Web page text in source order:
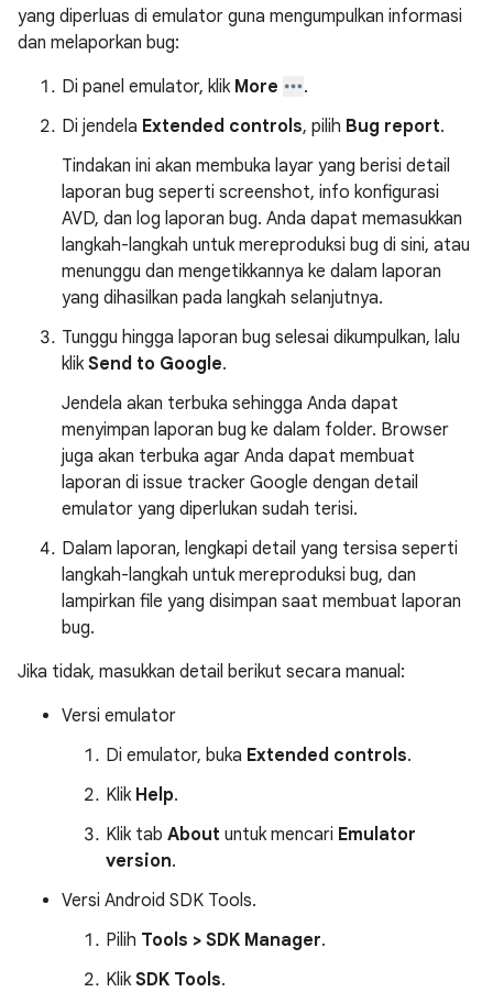
yang diperluas di emulator guna mengumpulkan informasi
dan melaporkan bug:
Di panel emulator, klik More
.
Di jendela Extended controls, pilih Bug report.
Tindakan ini akan membuka layar yang berisi detail
laporan bug seperti screenshot, info konfigurasi
AVD, dan log laporan bug. Anda dapat memasukkan
langkah-langkah untuk mereproduksi bug di sini, atau
menunggu dan mengetikkannya ke dalam laporan
yang dihasilkan pada langkah selanjutnya.
Tunggu hingga laporan bug selesai dikumpulkan, lalu
klik Send to Google.
Jendela akan terbuka sehingga Anda dapat
menyimpan laporan bug ke dalam folder. Browser
juga akan terbuka agar Anda dapat membuat
laporan di issue tracker Google dengan detail
emulator yang diperlukan sudah terisi.
Dalam laporan, lengkapi detail yang tersisa seperti
langkah-langkah untuk mereproduksi bug, dan
lampirkan file yang disimpan saat membuat laporan
bug.
Jika tidak, masukkan detail berikut secara manual:
Versi emulator
Di emulator, buka Extended controls.
Klik Help.
Klik tab About untuk mencari Emulator
version.
Versi Android SDK Tools.
Pilih Tools > SDK Manager.
Klik SDK Tools.